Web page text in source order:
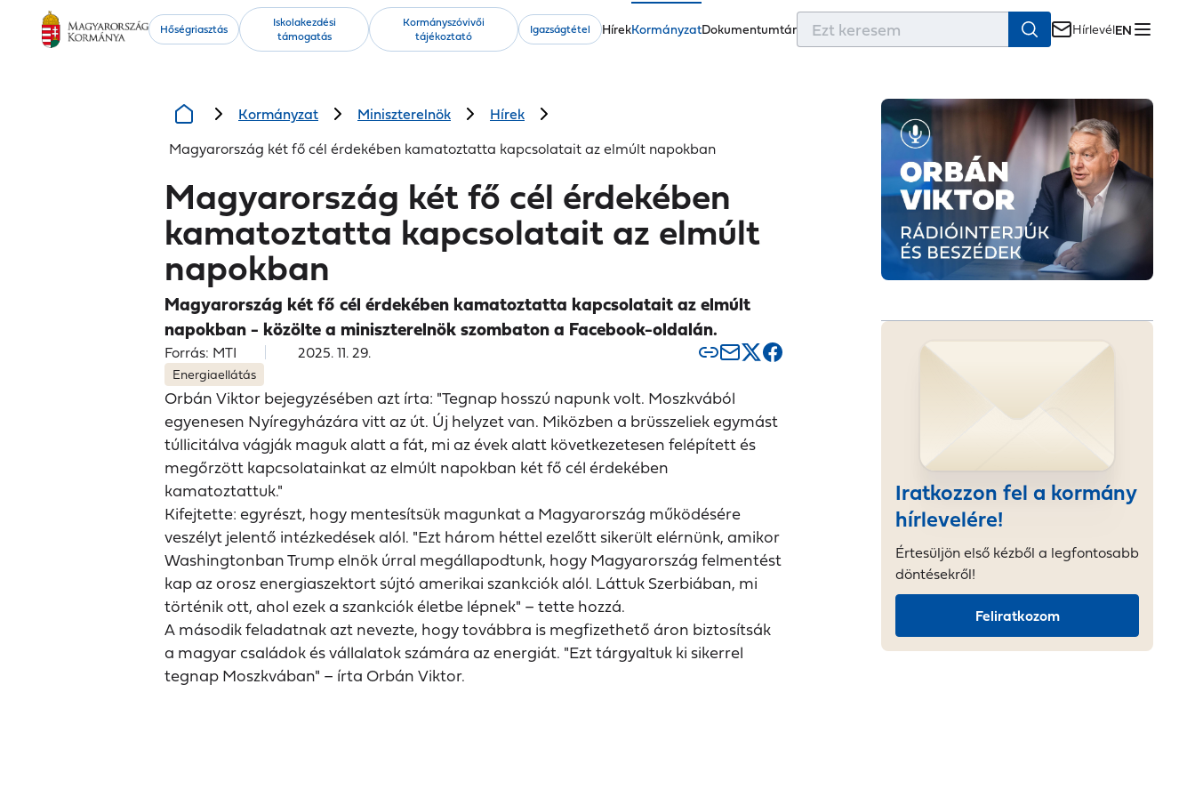
Kiemelt
tartalmak
Hőségriasztás
Iskolakezdési
támogatás
Kormányszóvivői
tájékoztató
Igazságtétel
Fő
HírekKormányzatDokumentumtár HírlevélEN
Kormányzat Miniszterelnök
Hírek
Magyarország két fő cél érdekében kamatoztatta kapcsolatait az elmúlt napokban
Magyarország két fő cél érdekében
kamatoztatta kapcsolatait az elmúlt
napokban
Magyarország két fő cél érdekében kamatoztatta kapcsolatait az elmúlt
napokban - közölte a miniszterelnök szombaton a Facebook-oldalán.
Forrás: MTI 2025. 11. 29.
Energiaellátás
Orbán Viktor bejegyzésében azt írta: "Tegnap hosszú napunk volt. Moszkvából
egyenesen Nyíregyházára vitt az út. Új helyzet van. Miközben a brüsszeliek egymást
túllicitálva vágják maguk alatt a fát, mi az évek alatt következetesen felépített és
megőrzött kapcsolatainkat az elmúlt napokban két fő cél érdekében
kamatoztattuk."
Kifejtette: egyrészt, hogy mentesítsük magunkat a Magyarország működésére
veszélyt jelentő intézkedések alól. "Ezt három héttel ezelőtt sikerült elérnünk, amikor
Washingtonban Trump elnök úrral megállapodtunk, hogy Magyarország felmentést
kap az orosz energiaszektort sújtó amerikai szankciók alól. Láttuk Szerbiában, mi
történik ott, ahol ezek a szankciók életbe lépnek" – tette hozzá.
A második feladatnak azt nevezte, hogy továbbra is megfizethető áron biztosítsák
a magyar családok és vállalatok számára az energiát. "Ezt tárgyaltuk ki sikerrel
tegnap Moszkvában" – írta Orbán Viktor.
Iratkozzon fel a kormány
hírlevelére!
Értesüljön első kézből a legfontosabb
döntésekről!
Feliratkozom